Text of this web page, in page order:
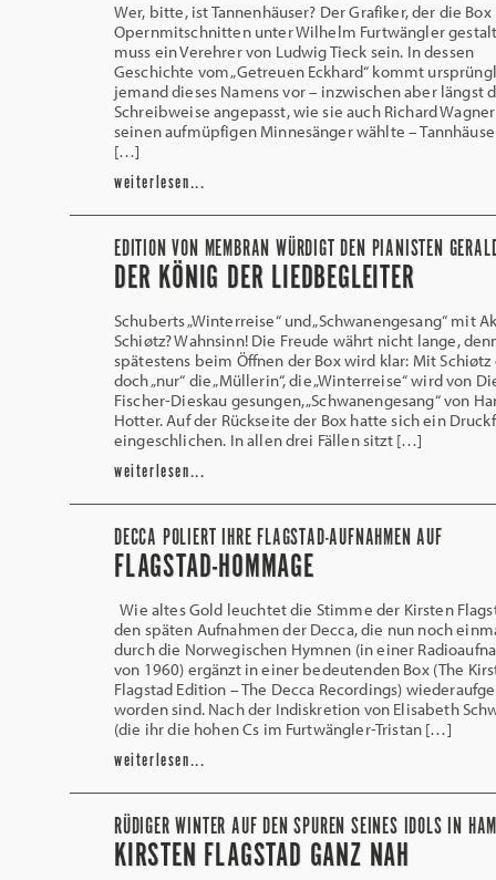
Wer, bitte, ist Tannenhäuser? Der Grafiker, der die
Opernmitschnitten unter Wilhelm Furtwängler
muss ein Verehrer von Ludwig Tieck sein. In dessen
Geschichte vom „Getreuen Eckhard“ kommt
jemand dieses Namens vor – inzwischen aber längst
Schreibweise angepasst, wie sie auch Richard
seinen aufmüpfigen Minnesänger wählte –
[…]
weiterlesen...
EDITION VON MEMBRAN WÜRDIGT DEN PIANISTEN
DER KÖNIG DER LIEDBEGLEITER
Schuberts „Winterreise“ und „Schwanengesang“ mit
Schiøtz? Wahnsinn! Die Freude währt nicht lange,
spätestens beim Öffnen der Box wird klar: Mit
doch „nur“ die „Müllerin“, die „Winterreise“ wird von
Fischer-Dieskau gesungen, „Schwanengesang“ von
Hotter. Auf der Rückseite der Box hatte sich ein
eingeschlichen. In allen drei Fällen sitzt […]
weiterlesen...
DECCA POLIERT IHRE FLAGSTAD-AUFNAHMEN AUF
FLAGSTAD-HOMMAGE
Wie altes Gold leuchtet die Stimme der Kirsten
den späten Aufnahmen der Decca, die nun noch
durch die Norwegischen Hymnen (in einer
von 1960) ergänzt in einer bedeutenden Box (The
Flagstad Edition – The Decca Recordings)
worden sind. Nach der Indiskretion von Elisabeth
(die ihr die hohen Cs im Furtwängler-Tristan […]
weiterlesen...
RÜDIGER WINTER AUF DEN SPUREN SEINES IDOLS IN
KIRSTEN FLAGSTAD GANZ NAH